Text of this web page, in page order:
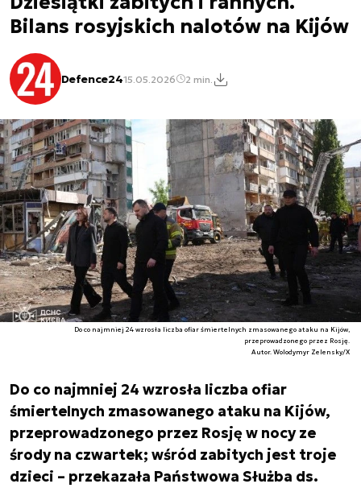
Bilans rosyjskich nalotów na Kijów
Defence2415.05.2026 2 min.
Do co najmniej 24 wzrosła liczba ofiar śmiertelnych zmasowanego ataku na Kijów,
przeprowadzonego przez Rosję.
Autor. Wolodymyr Zelensky/X
Do co najmniej 24 wzrosła liczba ofiar
śmiertelnych zmasowanego ataku na Kijów,
przeprowadzonego przez Rosję w nocy ze
środy na czwartek; wśród zabitych jest troje
dzieci – przekazała Państwowa Służba ds.